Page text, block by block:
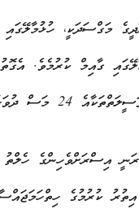
މަގްސަދަކީ،
ގާއިމް ކުރުމެވެ.
ތެރޭގައި އެތަން ނިންމުމަށެވެ.
އިސްރަށްވެހިންގެ
ކުރުމުގެ